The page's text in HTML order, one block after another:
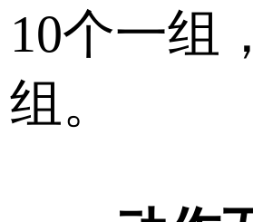
10个一组
组。